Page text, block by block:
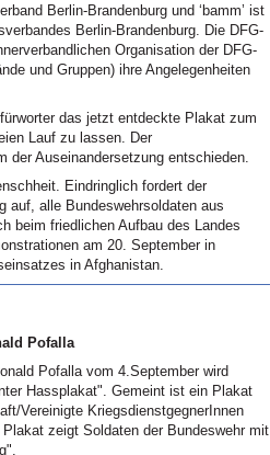
Berlin-Brandenburg und ‘bamm’ ist
Berlin-Brandenburg. Die DFG-
Organisation der DFG-
und Gruppen) ihre Angelegenheiten
das jetzt entdeckte Plakat zum
Lauf zu lassen. Der
der Auseinandersetzung entschieden.
Eindringlich fordert der
auf, alle Bundeswehrsoldaten aus
beim friedlichen Aufbau des Landes
am 20. September in
in Afghanistan.
Pofalla
Pofalla vom 4.September wird
Hassplakat". Gemeint ist ein Plakat
Vereinigte KriegsdienstgegnerInnen
zeigt Soldaten der Bundeswehr mit